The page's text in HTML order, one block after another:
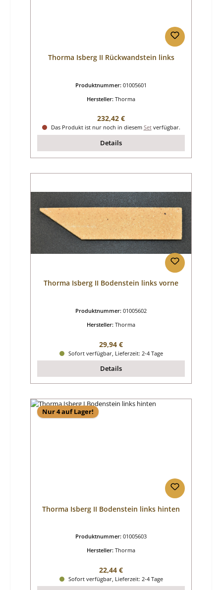
Thorma Isberg II Rückwandstein links
Produktnummer: 01005601
Hersteller: Thorma
Regulärer Preis:
232,42 €
Das Produkt ist nur noch in diesem Setverfügbar.
Details
Thorma Isberg II Bodenstein links vorne
Produktnummer: 01005602
Hersteller: Thorma
Regulärer Preis:
29,94 €
Sofort verfügbar, Lieferzeit: 2-4 Tage
Details
Nur 4 auf Lager!
Thorma Isberg II Bodenstein links hinten
Produktnummer: 01005603
Hersteller: Thorma
Regulärer Preis:
22,44 €
Sofort verfügbar, Lieferzeit: 2-4 Tage